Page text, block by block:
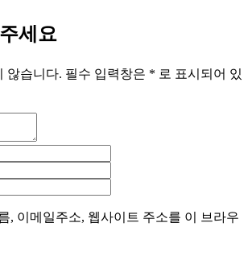
세요
않습니다. 필수 입력창은 * 로 표시되어 있
, 이메일주소, 웹사이트 주소를 이 브라우